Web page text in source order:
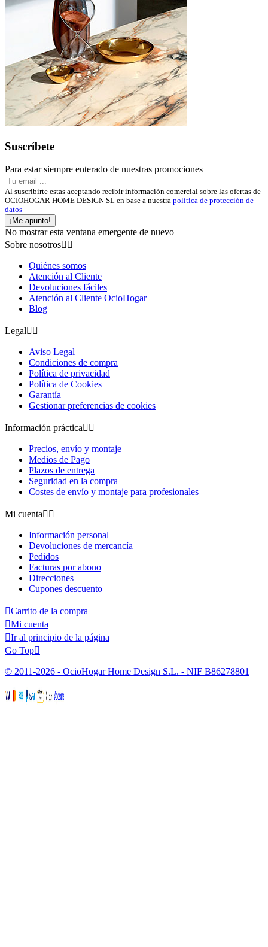
Suscríbete
Para estar siempre enterado de nuestras promociones
Al suscribirte estas aceptando recibir información comercial sobre las ofertas de
OCIOHOGAR HOME DESIGN SL en base a nuestra política de protección de
datos
¡Me apunto!
No mostrar esta ventana emergente de nuevo
Sobre nosotros 
Quiénes somos
Atención al Cliente
Devoluciones fáciles
Atención al Cliente OcioHogar
Blog
Legal 
Aviso Legal
Condiciones de compra
Política de privacidad
Política de Cookies
Garantía
Gestionar preferencias de cookies
Información práctica 
Precios, envío y montaje
Medios de Pago
Plazos de entrega
Seguridad en la compra
Costes de envío y montaje para profesionales
Mi cuenta 
Información personal
Devoluciones de mercancía
Pedidos
Facturas por abono
Direcciones
Cupones descuento
Carrito de la compra
Mi cuenta
Ir al principio de la página
Go Top
© 2011-2026 - OcioHogar Home Design S.L. - NIF B86278801